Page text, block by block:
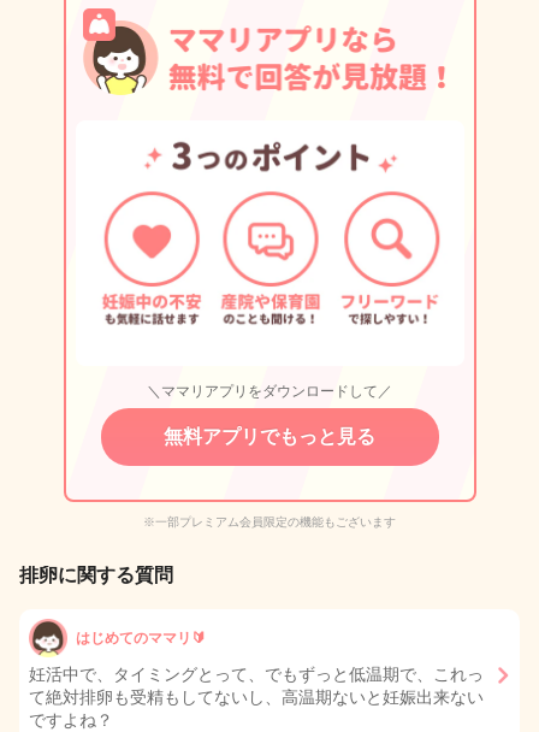
＼ママリアプリをダウンロードして／
無料アプリでもっと見る
※一部プレミアム会員限定の機能もございます
排卵に関する質問
はじめてのママリ🔰
妊活中で、タイミングとって、でもずっと低温期で、これっ
て絶対排卵も受精もしてないし、高温期ないと妊娠出来ない
ですよね？